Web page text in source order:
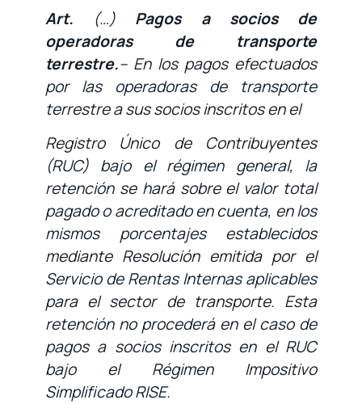
Art.
(…) Pagos a socios de
operadoras de transporte
terrestre.– En los pagos efectuados
por las operadoras de transporte
terrestre a sus socios inscritos en el
Registro Único de Contribuyentes
(RUC) bajo el régimen general, la
retención se hará sobre el valor total
pagado o acreditado en cuenta, en los
mismos porcentajes establecidos
mediante Resolución emitida por el
Servicio de Rentas Internas aplicables
para el sector de transporte. Esta
retención no procederá en el caso de
pagos a socios inscritos en el RUC
bajo el Régimen Impositivo
Simplificado RISE.